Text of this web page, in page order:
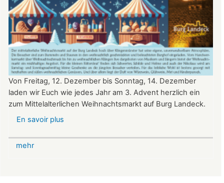
Von Freitag, 12. Dezember bis Sonntag, 14. Dezember
laden wir Euch wie jedes Jahr am 3. Advent herzlich ein
zum Mittelalterlichen Weihnachtsmarkt auf Burg Landeck.
En savoir plus
mehr